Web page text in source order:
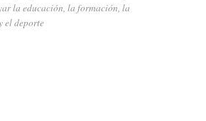
la educación, la formación, la
el deporte